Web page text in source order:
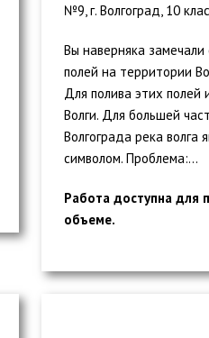
№9, г. Волгоград, 10
Вы наверняка замечали
полей на территории
Для полива этих полей
Волги. Для большей
Волгограда река волга
символом. Проблема:...
Работа доступна для
объеме.